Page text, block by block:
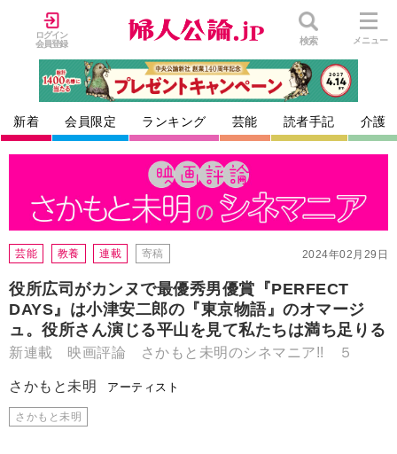
ログイン
会員登録
検索 メニュー
新着 会員限定 ランキング 芸能 読者手記 介護
2024年02月29日
芸能 教養 連載 寄稿
役所広司がカンヌで最優秀男優賞『PERFECT
DAYS』は小津安二郎の『東京物語』のオマージ
ュ。役所さん演じる平山を見て私たちは満ち足りる
新連載 映画評論 さかもと未明のシネマニア!! ５
さかもと未明 アーティスト
さかもと未明